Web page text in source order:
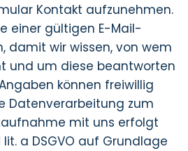
Kontakt aufzunehmen.
einer gültigen E-Mail-
damit wir wissen, von wem
und um diese beantworten
können freiwillig
Datenverarbeitung zum
mit uns erfolgt
lit. a DSGVO auf Grundlage